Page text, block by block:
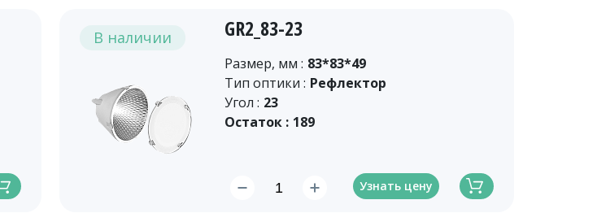
В наличии GR2_83-23
Размер, мм : 83*83*49
Тип оптики : Рефлектор
Угол : 23
Остаток : 189
Узнать цену